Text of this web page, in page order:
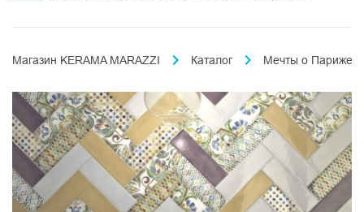
Магазин KERAMA MARAZZI Каталог Мечты о Париже